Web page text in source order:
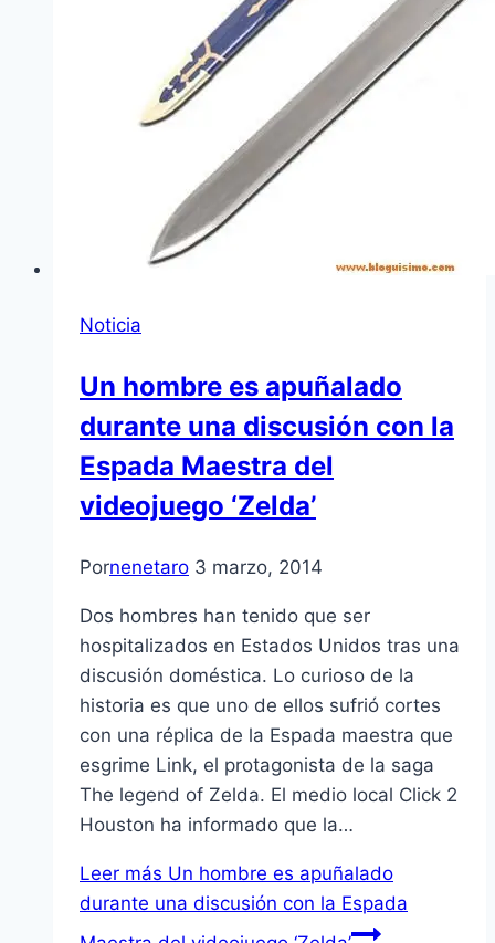
Noticia
Un hombre es apuñalado
durante una discusión con la
Espada Maestra del
videojuego ‘Zelda’
Pornenetaro 3 marzo, 2014
Dos hombres han tenido que ser
hospitalizados en Estados Unidos tras una
discusión doméstica. Lo curioso de la
historia es que uno de ellos sufrió cortes
con una réplica de la Espada maestra que
esgrime Link, el protagonista de la saga
The legend of Zelda. El medio local Click 2
Houston ha informado que la…
Leer más Un hombre es apuñalado
durante una discusión con la Espada